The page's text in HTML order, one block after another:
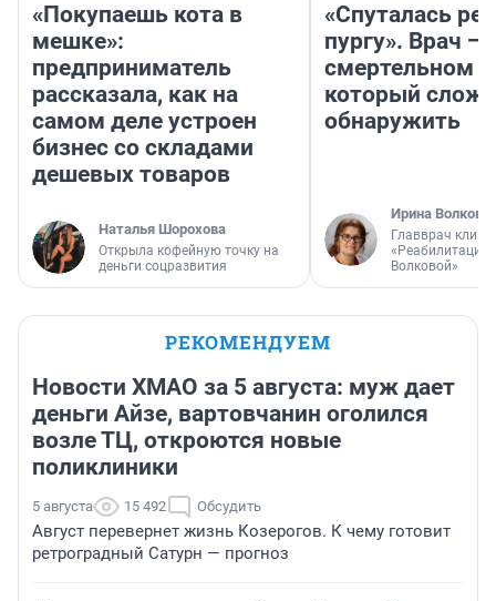
«Покупаешь кота в
мешке»:
предприниматель
рассказала, как на
самом деле устроен
бизнес со складами
дешевых товаров
Наталья Шорохова
Открыла кофейную точку на
деньги соцразвития
«Спуталась
пургу». Врач —
смертельном
который
обнаружить
Ирина Волкова
Главврач
«Реабилитация
Волковой»
РЕКОМЕНДУЕМ
Новости ХМАО за 5 августа: муж дает
деньги Айзе, вартовчанин оголился
возле ТЦ, откроются новые
поликлиники
5 августа 15 492 Обсудить
Август перевернет жизнь Козерогов. К чему готовит
ретроградный Сатурн — прогноз